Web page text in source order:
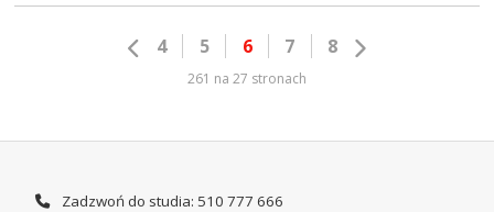
4 5 6 7 8
261 na 27 stronach
Zadzwoń do studia: 510 777 666